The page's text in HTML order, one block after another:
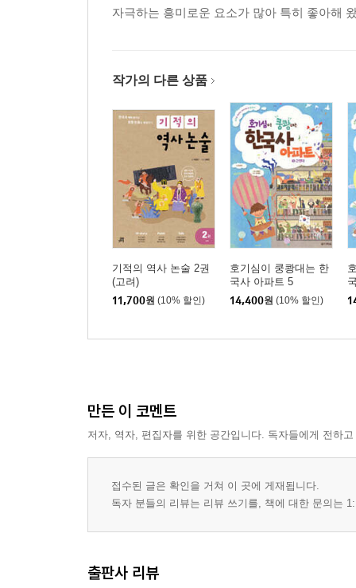
자극하는 흥미로운 요소가 많아 특히 좋아해
작가의 다른 상품
기적의 역사 논술 2권
(고려)
11,700원 (10% 할인)
호기심이 쿵쾅대는 한
국사 아파트 5
14,400원 (10% 할인)
만든 이 코멘트
저자, 역자, 편집자를 위한 공간입니다. 독자들에게 전하
접수된 글은 확인을 거쳐 이 곳에 게재됩니다.
독자 분들의 리뷰는 리뷰 쓰기를, 책에 대한 문의는
출판사 리뷰